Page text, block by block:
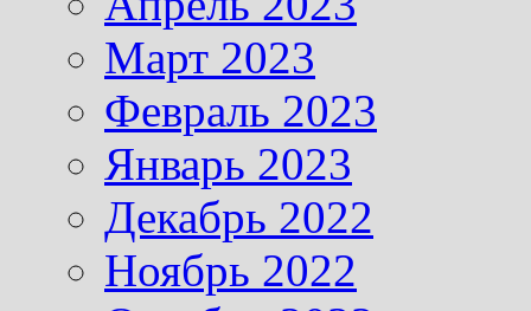
Март 2023
Февраль 2023
Январь 2023
Декабрь 2022
Ноябрь 2022